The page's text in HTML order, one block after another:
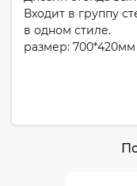
Входит в группу
в одном стиле.
размер: 700*420мм